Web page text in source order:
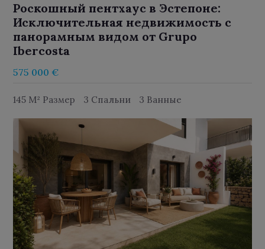
Роскошный пентхаус в Эстепоне:
Исключительная недвижимость с
панорамным видом от Grupo
Ibercosta
575 000 €
145 M² Размер 3 Спальни 3 Ванные